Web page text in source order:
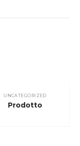
UNCATEGORIZED
Prodotto